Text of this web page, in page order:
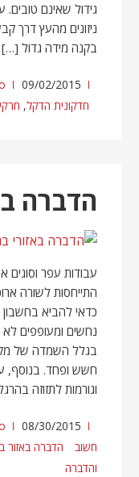
גידול שאינם
ניזונים מהעץ דרך
בקנה מידה גדול […]
09/02/2015
חדקונית הדקל,
הדברה
עבודות עפר וסוגים
התייחסות לשורה
כדאי להביא
נחשים ומעופפים לא
בגלל השמדה של
חשש ופחד. בנוסף,
וגורמות לתזוזה
08/30/2015
חשוב
הדברה באזור
והדברה